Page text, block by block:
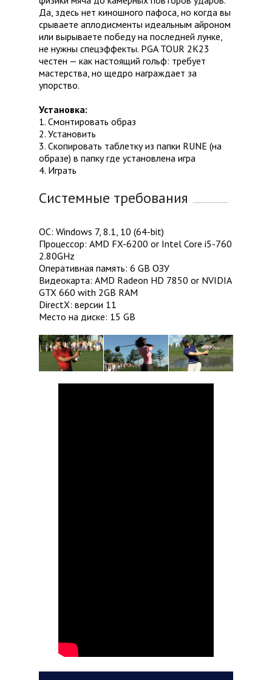
Да, здесь нет киношного пафоса, но когда вы
срываете аплодисменты идеальным айроном
или вырываете победу на последней лунке,
не нужны спецэффекты. PGA TOUR 2K23
честен — как настоящий гольф: требует
мастерства, но щедро награждает за
упорство.
Установка:
1. Смонтировать образ
2. Установить
3. Скопировать таблетку из папки RUNE (на
образе) в папку где установлена игра
4. Играть
Системные требования
ОС: Windows 7, 8.1, 10 (64-bit)
Процессор: AMD FX-6200 or Intel Core i5-760
2.80GHz
Оперативная память: 6 GB ОЗУ
Видеокарта: AMD Radeon HD 7850 or NVIDIA
GTX 660 with 2GB RAM
DirectX: версии 11
Место на диске: 15 GB